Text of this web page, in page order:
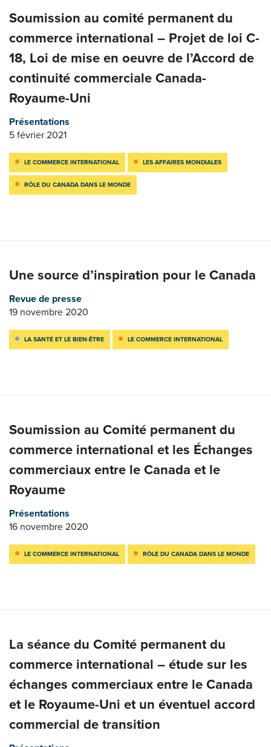
Soumission au comité permanent du
commerce international – Projet de loi C-
18, Loi de mise en oeuvre de l’Accord de
continuité commerciale Canada-
Royaume-Uni
Présentations
5 février 2021
LE COMMERCE INTERNATIONAL LES AFFAIRES MONDIALES
RÔLE DU CANADA DANS LE MONDE
Une source d’inspiration pour le Canada
Revue de presse
19 novembre 2020
LA SANTÉ ET LE BIEN-ÊTRE LE COMMERCE INTERNATIONAL
Soumission au Comité permanent du
commerce international et les Échanges
commerciaux entre le Canada et le
Royaume
Présentations
16 novembre 2020
LE COMMERCE INTERNATIONAL RÔLE DU CANADA DANS LE MONDE
La séance du Comité permanent du
commerce international – étude sur les
échanges commerciaux entre le Canada
et le Royaume-Uni et un éventuel accord
commercial de transition